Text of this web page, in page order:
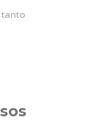
tanto